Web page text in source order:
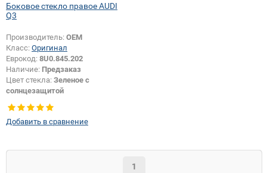
Боковое стекло правое AUDI
Q3
Производитель: ОЕМ
Класс: Оригинал
Еврокод: 8U0.845.202
Наличие: Предзаказ
Цвет стекла: Зеленое с
солнцезащитой
Тип стекла:Боковое стекло
правое
Добавить в сравнение
1